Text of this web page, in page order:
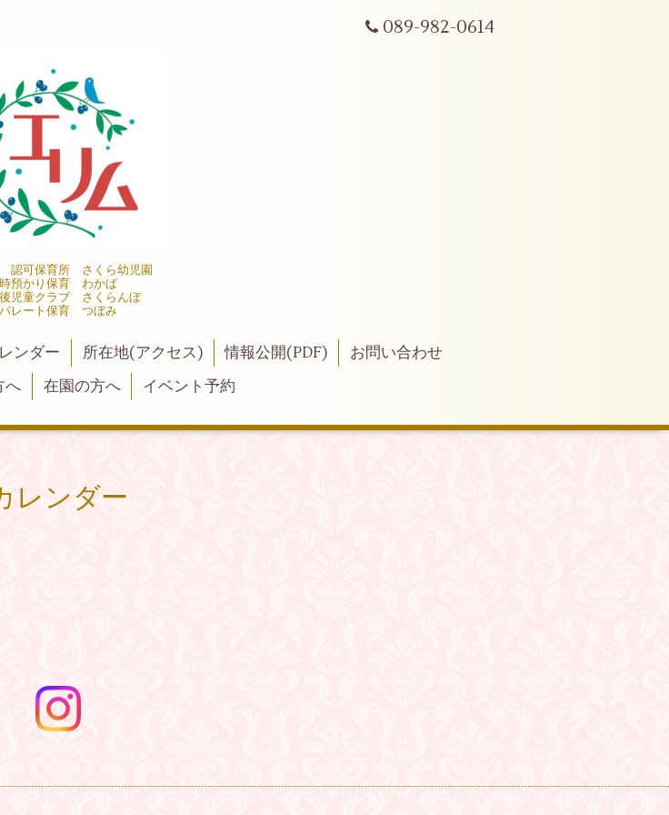
089-982-0614
保育所 さくら幼児園
預かり保育 わかば
児童クラブ さくらんぼ
レート保育 つぼみ
ンダー 所在地(アクセス) 情報公開(PDF)
お問い合わせ
へ
在園の方へ イベント予約
レンダー